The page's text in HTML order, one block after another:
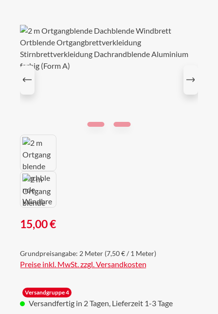
Bildergalerie überspringen
Regulärer Preis:
15,00 €
Grundpreisangabe: 2 Meter (7,50 € / 1 Meter)
Preise inkl. MwSt. zzgl. Versandkosten
Versandgruppe 4
Versandfertig in 2 Tagen, Lieferzeit 1-3 Tage